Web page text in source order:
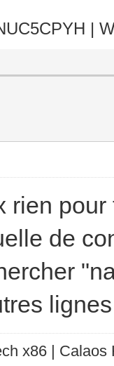
|
rien pour
de
x86 |